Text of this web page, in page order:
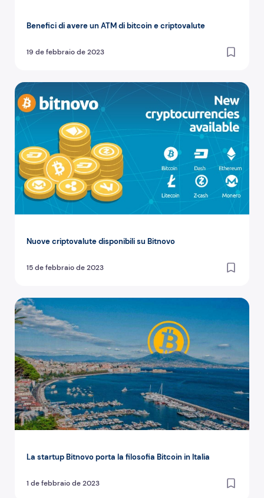
Benefici di avere un ATM di bitcoin e criptovalute
19 de febbraio de 2023
Nuove criptovalute disponibili su Bitnovo
15 de febbraio de 2023
Nuove criptovalute disponibili su Bitnovo
La startup Bitnovo porta la filosofia Bitcoin in Italia
1 de febbraio de 2023
La startup Bitnovo porta la filosofia Bitcoin in Italia